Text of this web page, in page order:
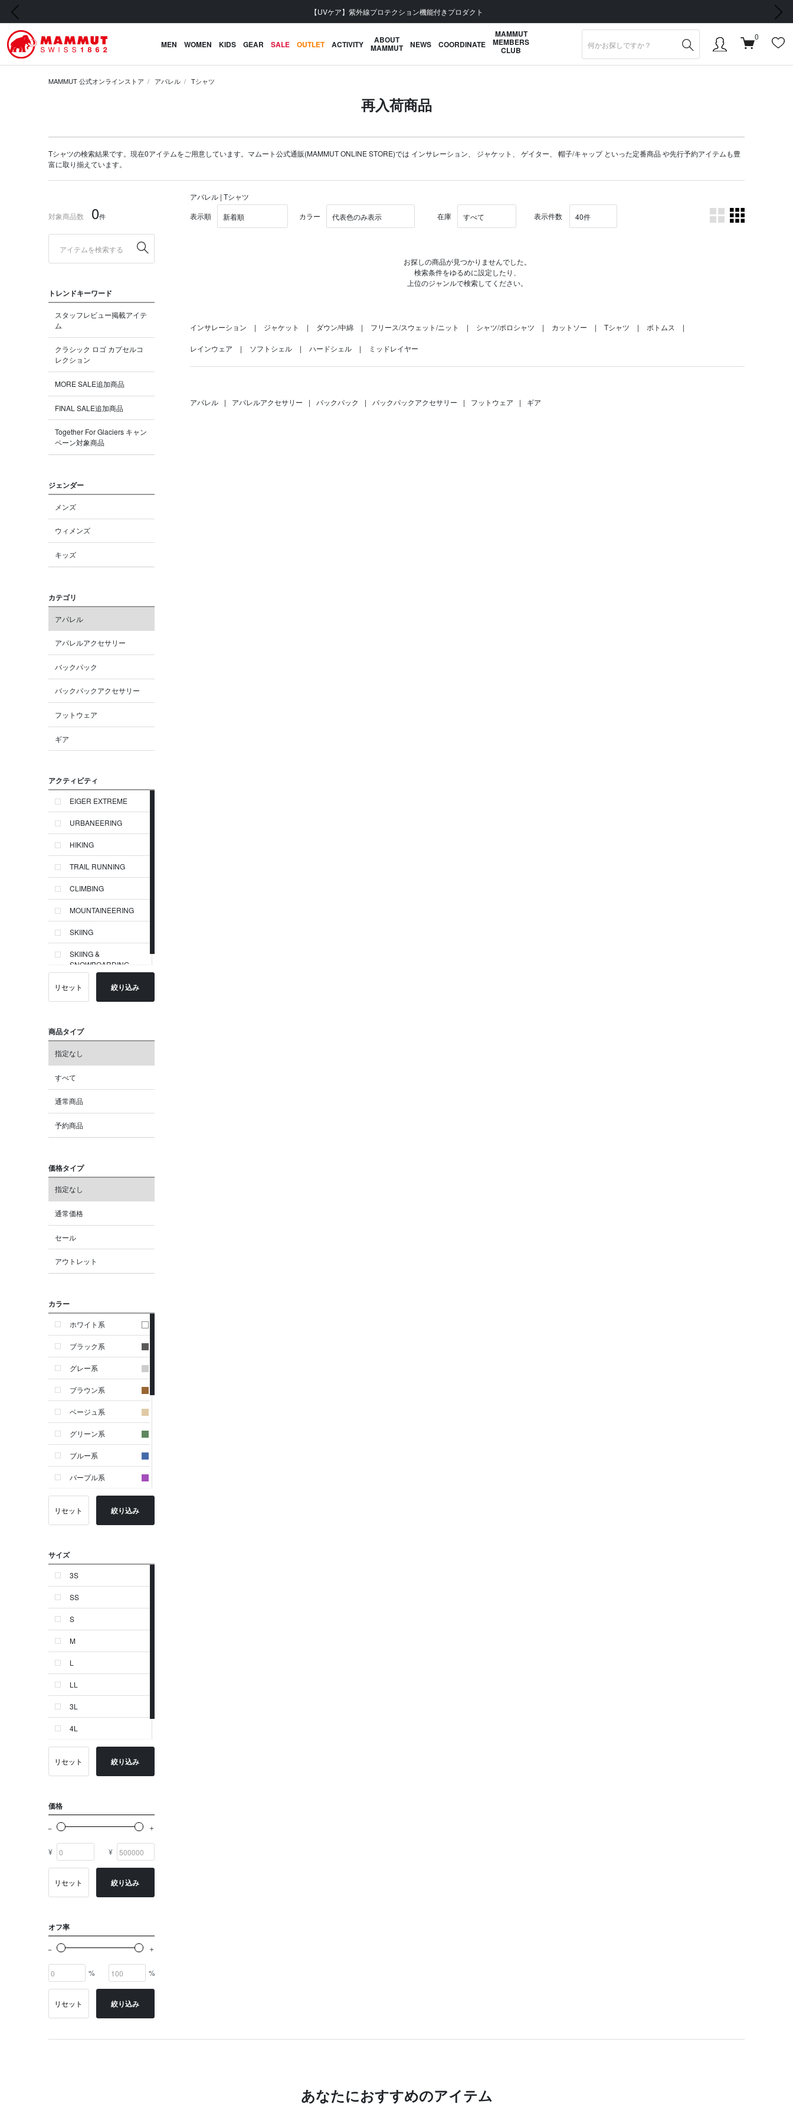
【UVケア】紫外線プロテクション機能付きプロダクト
前の画像 次の画像
MEN WOMEN KIDS GEAR SALE OUTLET ACTIVITY ABOUT
MAMMUT NEWS COORDINATE
MAMMUT
MEMBERS
CLUB
0
MAMMUT 公式オンラインストア アパレル Tシャツ
再入荷商品
Tシャツの検索結果です。現在0アイテムをご用意しています。マムート公式通販(MAMMUT ONLINE STORE)では インサレーション ジャケット ゲイター 帽子/キャップといった定番商品 や先行予約アイテムも豊
富に取り揃えています。
対象商品数 0件
トレンドキーワード
スタッフレビュー掲載アイテ
ム
クラシック ロゴ カプセルコ
レクション
MORE SALE追加商品
FINAL SALE追加商品
Together For Glaciers キャン
ペーン対象商品
ジェンダー
メンズ
ウィメンズ
キッズ
カテゴリ
アパレル
アパレルアクセサリー
バックパック
バックパックアクセサリー
フットウェア
ギア
アクティビティ
EIGER EXTREME
URBANEERING
HIKING
TRAIL RUNNING
CLIMBING
MOUNTAINEERING
SKIING
SKIING &
SNOWBOARDING
リセット 絞り込み
商品タイプ
指定なし
すべて
通常商品
予約商品
価格タイプ
指定なし
通常価格
セール
アウトレット
カラー
ホワイト系
ブラック系
グレー系
ブラウン系
ベージュ系
グリーン系
ブルー系
パープル系
イエロー系
オレンジ系
シルバー系
ゴールド系
その他
イニシャル
OTHERS
リセット 絞り込み
サイズ
3S
SS
S
M
L
LL
3L
4L
-
リセット
絞り込み
価格
¥ ¥
リセット 絞り込み
オフ率
% %
リセット 絞り込み
アパレル | Tシャツ
表示順
カラー 在庫 表示件数
お探しの商品が見つかりませんでした。
検索条件をゆるめに設定したり、
上位のジャンルで検索してください。
インサレーション ジャケット ダウン/中綿 フリース/スウェット/ニット シャツ/ポロシャツ カットソー Tシャツ ボトムス
レインウェア ソフトシェル ハードシェル ミッドレイヤー
アパレル | アパレルアクセサリー | バックパック | バックパックアクセサリー | フットウェア | ギア
あなたにおすすめのアイテム